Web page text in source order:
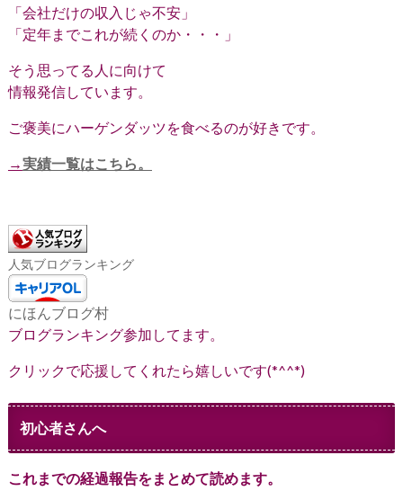
「会社だけの収入じゃ不安」
「定年までこれが続くのか・・・」
そう思ってる人に向けて
情報発信しています。
ご褒美にハーゲンダッツを食べるのが好きです。
→実績一覧はこちら。
人気ブログランキング
にほんブログ村
ブログランキング参加してます。
クリックで応援してくれたら嬉しいです(*^^*)
初心者さんへ
これまでの経過報告をまとめて読めます。